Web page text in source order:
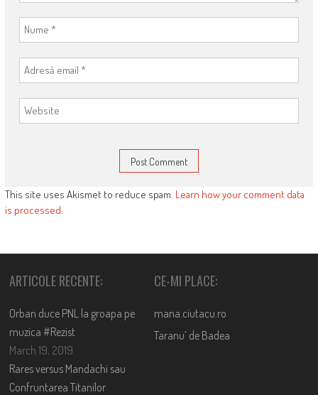
This site uses Akismet to reduce spam. Learn how your comment data
is processed
ARTICOLE RECENTE:
Orban duce PNL la groapa pe
muzica #Rezist
March 19, 2019
Rares versus Mandachi sau
Confruntarea Titanilor
CE-MI PLACE:
mana.ciutacu.ro
Taranu’ de Badea